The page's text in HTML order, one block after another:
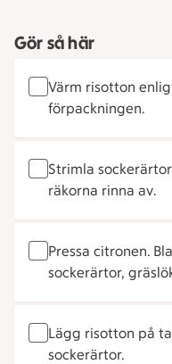
Gör så här
Värm risotton
förpackningen.
Strimla
räkorna rinna av.
Pressa citronen.
sockerärtor,
Lägg risotton på
sockerärtor.